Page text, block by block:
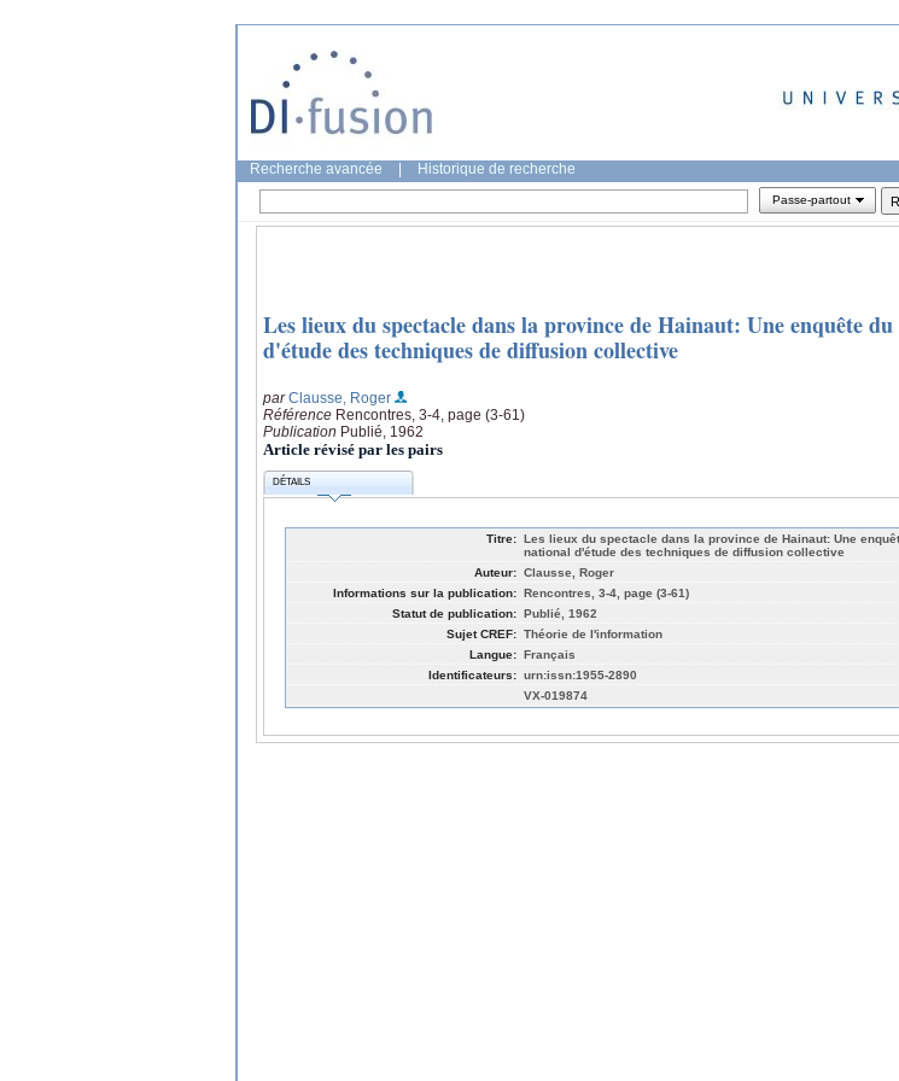
Recherche avancée Historique de recherche
Passe-partout
Les lieux du spectacle dans la province de Hainaut: Une enquête
d'étude des techniques de diffusion collective
parClausse, Roger
Référence Rencontres, 3-4, page (3-61)
Publication Publié, 1962
Article révisé par les pairs
DÉTAILS
Titre: Les lieux du spectacle dans la province de Hainaut: Une
national d'étude des techniques de diffusion collective
Auteur: Clausse, Roger
Informations sur la publication: Rencontres, 3-4, page (3-61)
Statut de publication: Publié, 1962
Sujet CREF: Théorie de l'information
Langue: Français
Identificateurs: urn:issn:1955-2890
VX-019874